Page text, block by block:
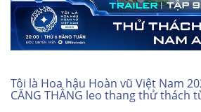
Tôi là Hoa hậu Hoàn vũ Việt Nam
CĂNG THẲNG leo thang thử thách